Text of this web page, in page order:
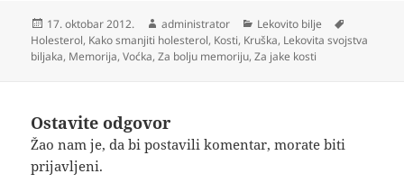
Objavljeno
17. oktobar 2012. Autor
administrator Kategorije
Lekovito bilje
Holesterol, Kako smanjiti holesterol, Kosti, Kruška, Lekovita svojstva
biljaka, Memorija,Voćka,Za bolju memoriju,Za jake kosti
Ostavite odgovor
Žao nam je, da bi postavili komentar, moratebiti
prijavljeni.